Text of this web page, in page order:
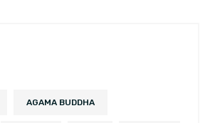
AGAMA BUDDHA